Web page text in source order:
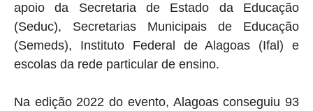
apoio da Secretaria de Estado da Educação
(Seduc), Secretarias Municipais de Educação
(Semeds), Instituto Federal de Alagoas (Ifal) e
escolas da rede particular de ensino.
Na edição 2022 do evento, Alagoas conseguiu 93